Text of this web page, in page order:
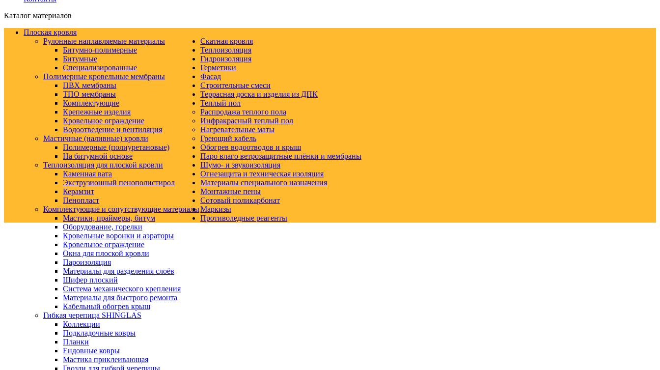
Каталог материалов
Плоская кровля
Рулонные наплавляемые материалы
Битумно-полимерные
Битумные
Специализированные
Полимерные кровельные мембраны
ПВХ мембраны
ТПО мембраны
Комплектующие
Крепежные изделия
Кровельное ограждение
Водоотведение и вентиляция
Мастичные (наливные) кровли
Полимерные (полиуретановые)
На битумной основе
Теплоизоляция для плоской кровли
Каменная вата
Экструзионный пенополистирол
Керамзит
Пенопласт
Комплектующие и сопутствующие материалы
Мастики, праймеры, битум
Оборудование, горелки
Кровельные воронки и аэраторы
Кровельное ограждение
Окна для плоской кровли
Пароизоляция
Материалы для разделения слоёв
Шифер плоский
Система механического крепления
Материалы для быстрого ремонта
Кабельный обогрев крыш
Скатная кровля
Гибкая черепица SHINGLAS
Коллекции
Подкладочные ковры
Планки
Ендовные ковры
Мастика приклеивающая
Гвозди для гибкой черепицы
Теплоизоляция
Гидроизоляция
Герметики
Фасад
Строительные смеси
Террасная доска и изделия из ДПК
Теплый пол
Распродажа теплого пола
Инфракрасный теплый пол
Нагревательные маты
Греющий кабель
Обогрев водоотводов и крыш
Паро влаго ветрозащитные плёнки и мембраны
Шумо- и звукоизоляция
Огнезащита и техническая изоляция
Материалы специального назначения
Монтажные пены
Сотовый поликарбонат
Маркизы
Противоледные реагенты